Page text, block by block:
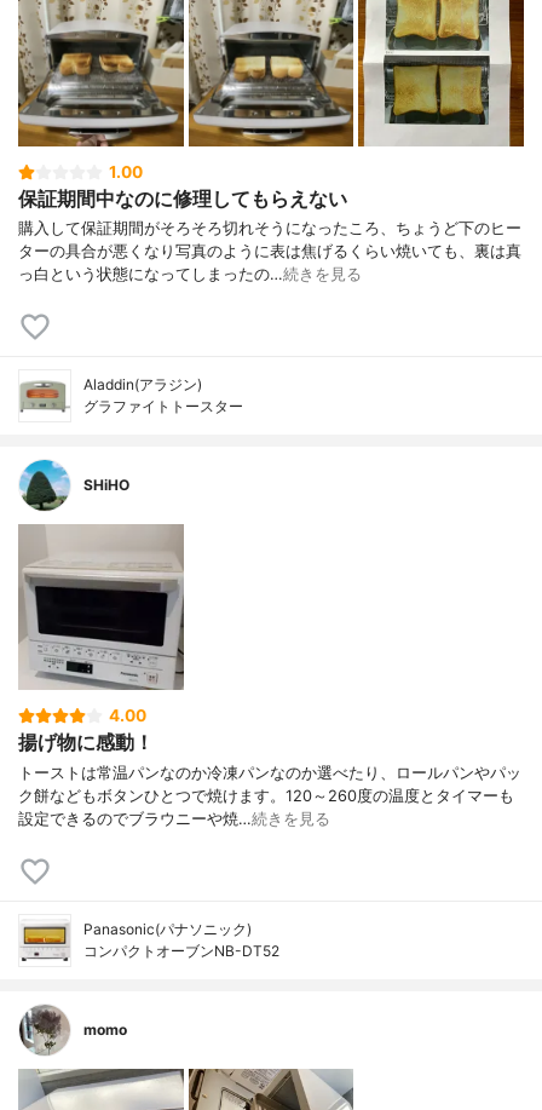
1.00
保証期間中なのに修理してもらえない
購入して保証期間がそろそろ切れそうになったころ、ちょうど下のヒー
ターの具合が悪くなり写真のように表は焦げるくらい焼いても、裏は真
っ白という状態になってしまったの…続きを見る
Aladdin(アラジン)
グラファイトトースター
SHiHO
4.00
揚げ物に感動！
トーストは常温パンなのか冷凍パンなのか選べたり、ロールパンやパッ
ク餅などもボタンひとつで焼けます。120～260度の温度とタイマーも
設定できるのでブラウニーや焼…続きを見る
Panasonic(パナソニック)
コンパクトオーブンNB-DT52
momo